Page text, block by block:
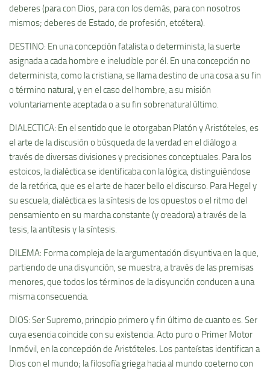
deberes (para con Dios, para con los demás, para con nosotros
mismos; deberes de Estado, de profesión, etcétera).
DESTINO: En una concepción fatalista o determinista, la suerte
asignada a cada hombre e ineludible por él. En una concepción no
determinista, como la cristiana, se llama destino de una cosa a su fin
o término natural, y en el caso del hombre, a su misión
voluntariamente aceptada o a su fin sobrenatural último.
DIALECTICA: En el sentido que le otorgaban Platón y Aristóteles, es
el arte de la discusión o búsqueda de la verdad en el diálogo a
través de diversas divisiones y precisiones conceptuales. Para los
estoicos, la dialéctica se identificaba con la lógica, distinguiéndose
de la retórica, que es el arte de hacer bello el discurso. Para Hegel y
su escuela, dialéctica es la sí­ntesis de los opuestos o el ritmo del
pensamiento en su marcha constante (y creadora) a través de la
tesis, la antí­tesis y la sí­ntesis.
DILEMA: Forma compleja de la argumentación disyuntiva en la que,
partiendo de una disyunción, se muestra, a través de las premisas
menores, que todos los términos de la disyunción conducen a una
misma consecuencia.
DIOS: Ser Supremo, principio primero y fin último de cuanto es. Ser
cuya esencia coincide con su existencia. Acto puro o Primer Motor
Inmóvil, en la concepción de Aristóteles. Los panteí­stas identifican a
Dios con el mundo; la filosofí­a griega hacia al mundo coeterno con